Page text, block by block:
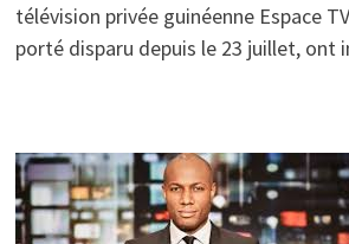
télévision privée guinéenne Espace
porté disparu depuis le 23 juillet,